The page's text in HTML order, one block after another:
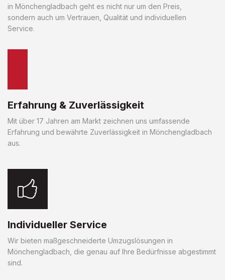
in Mönchengladbach geht es nicht nur um den Preis,
sondern auch um Vertrauen, Qualität und individuellen
Service.
Erfahrung & Zuverlässigkeit
Mit über 17 Jahren am Markt zeichnen uns umfassende
Erfahrung und bewährte Zuverlässigkeit in Mönchengladbach
aus.
Individueller Service
Wir bieten maßgeschneiderte Umzugslösungen in
Mönchengladbach, die genau auf Ihre Bedürfnisse abgestimmt
sind.